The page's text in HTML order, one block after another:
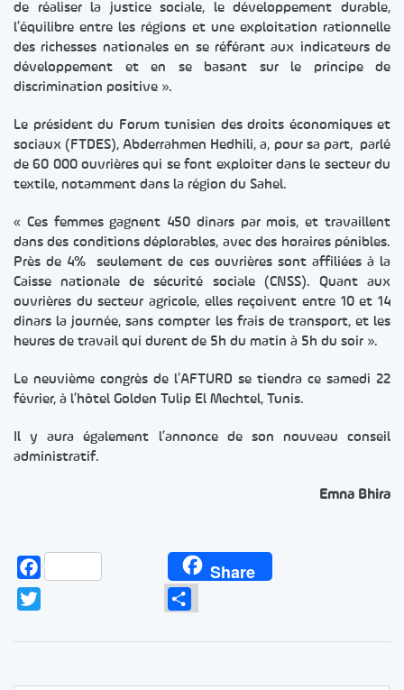
de réaliser la justice sociale, le développement durable,
l’équilibre entre les régions et une exploitation rationnelle
des richesses nationales en se référant aux indicateurs de
développement et en se basant sur le principe de
discrimination positive ».
Le président du Forum tunisien des droits économiques et
sociaux (FTDES), Abderrahmen Hedhili, a, pour sa part, parlé
de 60 000 ouvrières qui se font exploiter dans le secteur du
textile, notamment dans la région du Sahel.
« Ces femmes gagnent 450 dinars par mois, et travaillent
dans des conditions déplorables, avec des horaires pénibles.
Près de 4% seulement de ces ouvrières sont affiliées à la
Caisse nationale de sécurité sociale (CNSS). Quant aux
ouvrières du secteur agricole, elles reçoivent entre 10 et 14
dinars la journée, sans compter les frais de transport, et les
heures de travail qui durent de 5h du matin à 5h du soir ».
Le neuvième congrès de l’AFTURD se tiendra ce samedi 22
février, à l’hôtel Golden Tulip El Mechtel, Tunis.
Il y aura également l’annonce de son nouveau conseil
administratif.
Emna Bhira
Facebook Share
Partager